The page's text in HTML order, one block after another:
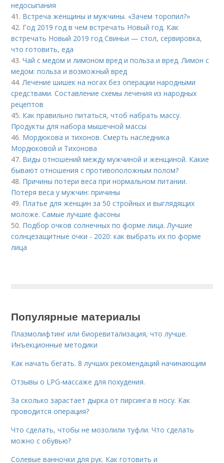
недосыпания
41. Встреча женщины и мужчины. «Зачем торопил?»
42. Год 2019 год в чем встречать Новый год. Как
встречать Новый 2019 год Свиньи — стол, сервировка,
что готовить, еда
43.Чай с медом и лимоном вред и польза и вред. Лимон с
медом: польза и возможный вред
44.Лечение шишек на ногах без операции народными
средствами. Составление схемы лечения из народных
рецептов
45. Как правильно питаться, чтоб набрать массу.
Продукты для набора мышечной массы
46. Мордюкова и тихонов. Смерть наследника
Мордюковой и Тихонова
47. Виды отношений между мужчиной и женщиной. Какие
бывают отношения с противоположным полом?
48. Причины потери веса при нормальном питании.
Потеря веса у мужчин: причины
49. Платье для женщин за 50 стройных и выглядящих
моложе. Самые лучшие фасоны
50. Подбор очков солнечных по форме лица. Лучшие
солнцезащитные очки - 2020: как выбрать их по форме
лица
Популярные материалы
Плазмолифтинг или биоревитализация, что лучше.
Инъекционные методики
Как начать бегать. 8 лучших рекомендаций начинающим
Отзывы о LPG-массаже для похудения.
За сколько зарастает дырка от пирсинга в носу. Как
проводится операция?
Что сделать, чтобы не мозолили туфли. Что сделать
можно с обувью?
Солевые ванночки для рук. Как готовить и